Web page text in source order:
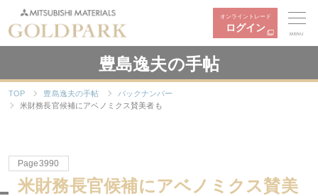
オンライントレード
ログイン
MENU
豊島逸夫の手帖
TOP 豊島逸夫の手帖
バックナンバー
米財務長官候補にアベノミクス賛美者も
Page3990
米財務長官候補にアベノミクス賛美